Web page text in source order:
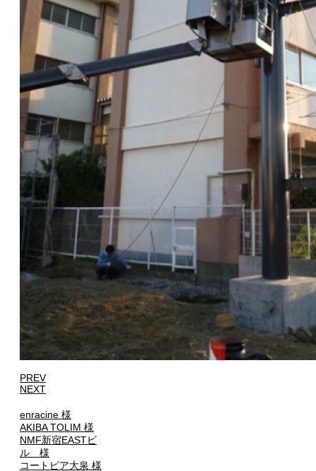
PREV
NEXT
enracine 様
AKIBA TOLIM 様
NMF新宿EASTビ
ル 様
コートピア大泉 様